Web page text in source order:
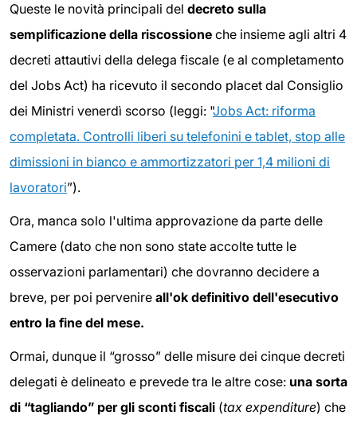
Queste le novità principali del decreto sulla
semplificazione della riscossione che insieme agli altri 4
decreti attautivi della delega fiscale (e al completamento
del Jobs Act) ha ricevuto il secondo placet dal Consiglio
dei Ministri venerdì scorso (leggi: "Jobs Act: riforma
completata. Controlli liberi su telefonini e tablet, stop alle
dimissioni in bianco e ammortizzatori per 1,4 milioni di
lavoratori”).
Ora, manca solo l'ultima approvazione da parte delle
Camere (dato che non sono state accolte tutte le
osservazioni parlamentari) che dovranno decidere a
breve, per poi pervenire all'ok definitivo dell'esecutivo
entro la fine del mese.
Ormai, dunque il “grosso” delle misure dei cinque decreti
delegati è delineato e prevede tra le altre cose: una sorta
di “tagliando” per gli sconti fiscali (tax expenditure) che